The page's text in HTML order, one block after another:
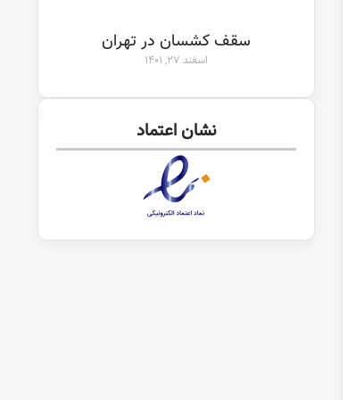
سقف کشسان در تهران
اسفند ۲۷, ۱۴۰۱
نشان اعتماد